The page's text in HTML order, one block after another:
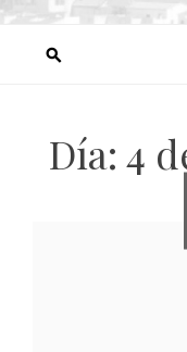
Día: 4